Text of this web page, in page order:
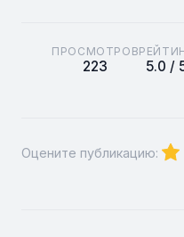
ПРОСМОТРОВ
223 5.0 /
Оцените публикацию: